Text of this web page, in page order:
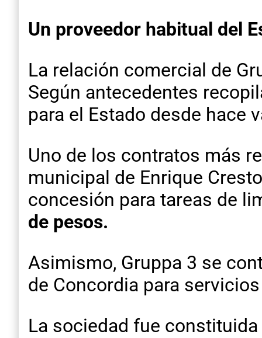
Un proveedor habitual del
La relación comercial de
Según antecedentes
para el Estado desde hace
Uno de los contratos más
municipal de Enrique
concesión para tareas de
de pesos.
Asimismo, Gruppa 3 se
de Concordia para
La sociedad fue